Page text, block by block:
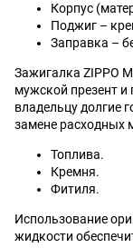
Корпус
Поджиг –
Заправка –
Зажигалка ZIPPO
мужской презент и
владельцу долгие
замене расходных
Топлива.
Кремня.
Фитиля.
Использование
жидкости